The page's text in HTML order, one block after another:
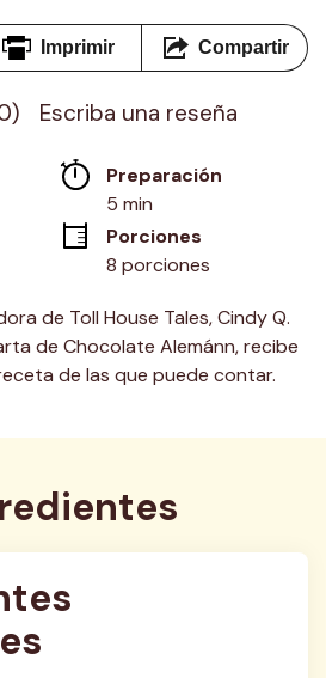
Imprimir Compartir
Escriba una reseña
Preparación
5 min
Porciones
8 porciones
de Toll House Tales, Cindy Q.
de Chocolate Alemánn, recibe
de las que puede contar.